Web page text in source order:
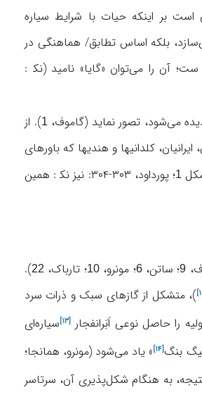
بر اینکه حیات با شرایط سیاره
بلکه اساس تطابق/ هماهنگی در
آن را می‌توان «گایا» نامید (نک‍ :
دیده می‌شود، تصور نماید (گاموف،1). از
کلدانیها و هندیها که باورهای
شکل1
؛ پورداود، ۳۰۳-۳۰۴: نیز نک‍ : همین
9؛ ساتن،6؛ مونرو،10؛ تارباک، 22
).
)، متشکل از گازهای سبک و ذرات سرد
را حاصل نوعیاَبَرانفجار [۱۳]
سیاره‌ای
بنگ[۱۴]
» یاد می‌شود (مونرو، همانجا؛
و درنتیجه، به هنگام شکل‌پذیری آن، سرتاسر